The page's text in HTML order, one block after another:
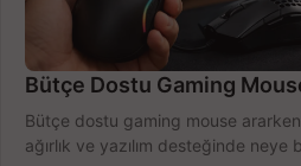
Bütçe Dostu Gaming
Bütçe dostu gaming mouse
ağırlık ve yazılım desteğinde